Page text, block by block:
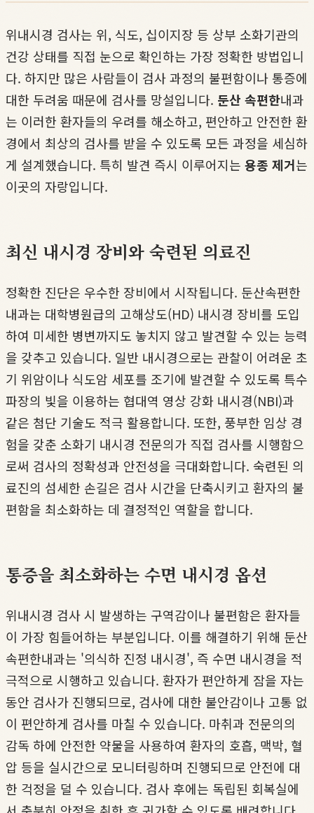
위내시경 검사는 위, 식도, 십이지장 등 상부 소화기관의
건강 상태를 직접 눈으로 확인하는 가장 정확한 방법입니
다. 하지만 많은 사람들이 검사 과정의 불편함이나 통증에
대한 두려움 때문에 검사를 망설입니다. 둔산 속편한내과
는 이러한 환자들의 우려를 해소하고, 편안하고 안전한 환
경에서 최상의 검사를 받을 수 있도록 모든 과정을 세심하
게 설계했습니다. 특히 발견 즉시 이루어지는 용종 제거는
이곳의 자랑입니다.
최신 내시경 장비와 숙련된 의료진
정확한 진단은 우수한 장비에서 시작됩니다. 둔산속편한
내과는 대학병원급의 고해상도(HD) 내시경 장비를 도입
하여 미세한 병변까지도 놓치지 않고 발견할 수 있는 능력
을 갖추고 있습니다. 일반 내시경으로는 관찰이 어려운 초
기 위암이나 식도암 세포를 조기에 발견할 수 있도록 특수
파장의 빛을 이용하는 협대역 영상 강화 내시경(NBI)과
같은 첨단 기술도 적극 활용합니다. 또한, 풍부한 임상 경
험을 갖춘 소화기 내시경 전문의가 직접 검사를 시행함으
로써 검사의 정확성과 안전성을 극대화합니다. 숙련된 의
료진의 섬세한 손길은 검사 시간을 단축시키고 환자의 불
편함을 최소화하는 데 결정적인 역할을 합니다.
통증을 최소화하는 수면 내시경 옵션
위내시경 검사 시 발생하는 구역감이나 불편함은 환자들
이 가장 힘들어하는 부분입니다. 이를 해결하기 위해 둔산
속편한내과는 '의식하 진정 내시경', 즉 수면 내시경을 적
극적으로 시행하고 있습니다. 환자가 편안하게 잠을 자는
동안 검사가 진행되므로, 검사에 대한 불안감이나 고통 없
이 편안하게 검사를 마칠 수 있습니다. 마취과 전문의의
감독 하에 안전한 약물을 사용하여 환자의 호흡, 맥박, 혈
압 등을 실시간으로 모니터링하며 진행되므로 안전에 대
한 걱정을 덜 수 있습니다. 검사 후에는 독립된 회복실에